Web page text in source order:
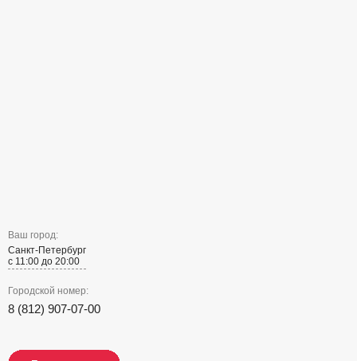
Ваш город:
Санкт-Петербург
с 11:00 до 20:00
Городской номер:
8 (812) 907-07-00